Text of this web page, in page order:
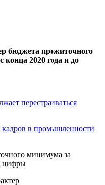
бюджета прожиточного
2020 года и до
перестраиваться
кадров в промышленности